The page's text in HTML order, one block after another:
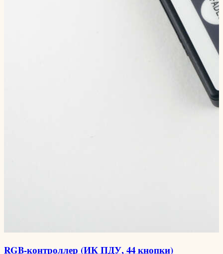
RGB-контроллер (ИК ПДУ, 44 кнопки)